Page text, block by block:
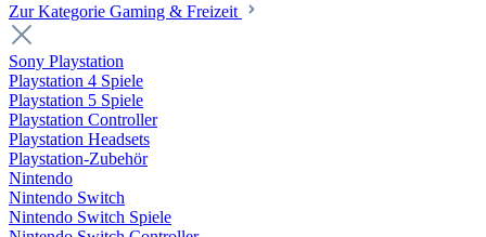
Zur Kategorie Gaming & Freizeit
Sony Playstation
Playstation 4 Spiele
Playstation 5 Spiele
Playstation Controller
Playstation Headsets
Playstation-Zubehör
Nintendo
Nintendo Switch
Nintendo Switch Spiele